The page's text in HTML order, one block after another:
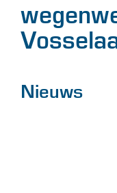
Nieuws